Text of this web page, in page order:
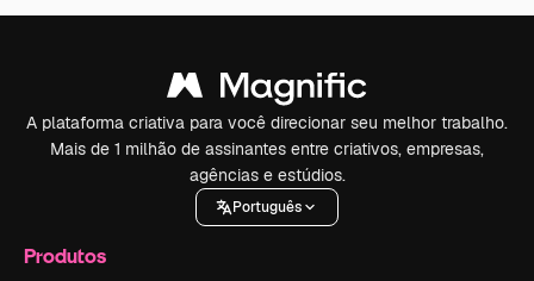
A plataforma criativa para você direcionar seu melhor trabalho.
Mais de 1 milhão de assinantes entre criativos, empresas,
agências e estúdios.
Português
Produtos